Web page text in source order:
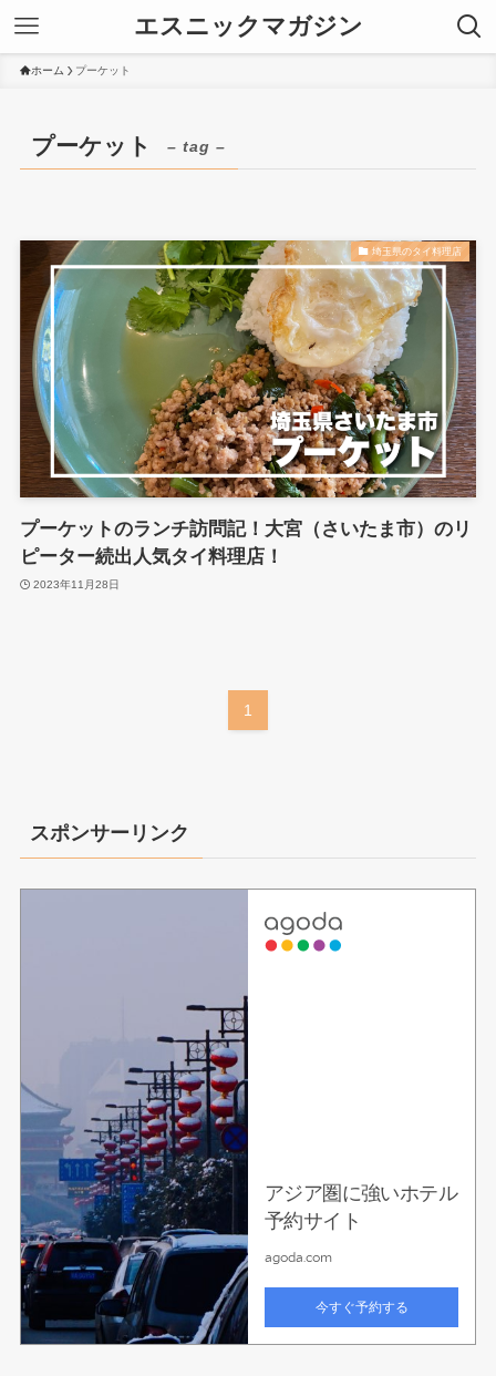
エスニックマガジン
ホーム プーケット
プーケット – tag –
埼玉県のタイ料理店
プーケットのランチ訪問記！大宮（さいたま市）のリ
ピーター続出人気タイ料理店！
2023年11月28日
1
スポンサーリンク